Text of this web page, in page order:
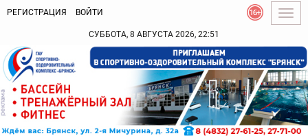
РЕГИСТРАЦИЯ ВОЙТИ
СУББОТА, 8 АВГУСТА 2026, 22:51